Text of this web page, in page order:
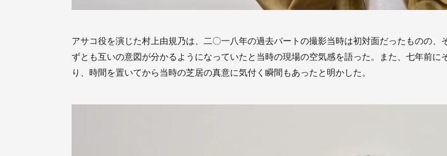
アサコ役を演じた村上由規乃は、二〇一八年の過去パートの撮影当時は初対面だったものの
ずとも互いの意図が分かるようになっていたと当時の現場の空気感を語った。また、七年前
り、時間を置いてから当時の芝居の真意に気付く瞬間もあったと明かした。